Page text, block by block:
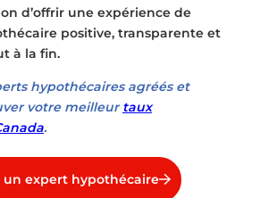
d’offrir une expérience de
positive, transparente et
à la fin.
hypothécaires agréés et
votre meilleurtaux
.
un expert hypothécaire